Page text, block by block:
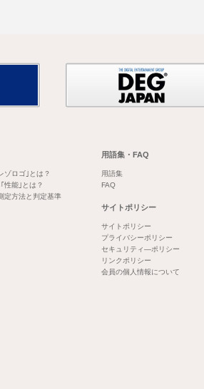
ゾロゴ｣とは？
性能｣とは？
定方法と判定基準
用語集・FAQ
用語集
FAQ
サイトポリシー
サイトポリシー
プライバシーポリシー
セキュリティ―ポリシー
リンクポリシー
会員の個人情報について